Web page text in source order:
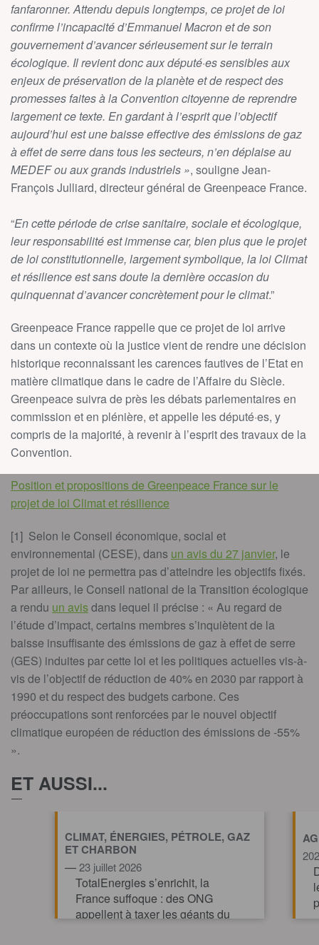
fanfaronner. Attendu depuis longtemps, ce projet de loi
confirme l’incapacité d’Emmanuel Macron et de son
gouvernement d’avancer sérieusement sur le terrain
écologique. Il revient donc aux député·es sensibles aux
enjeux de préservation de la planète et de respect des
promesses faites à la Convention citoyenne de reprendre
largement ce texte. En gardant à l’esprit que l’objectif
aujourd’hui est une baisse effective des émissions de gaz
à effet de serre dans tous les secteurs, n’en déplaise au
MEDEF ou aux grands industriels », souligne Jean-
François Julliard, directeur général de Greenpeace France.
“En cette période de crise sanitaire, sociale et écologique,
leur responsabilité est immense car, bien plus que le projet
de loi constitutionnelle, largement symbolique, la loi Climat
et résilience est sans doute la dernière occasion du
quinquennat d’avancer concrètement pour le climat.”
Greenpeace France rappelle que ce projet de loi arrive
dans un contexte où la justice vient de rendre une décision
historique reconnaissant les carences fautives de l’Etat en
matière climatique dans le cadre de l’Affaire du Siècle.
Greenpeace suivra de près les débats parlementaires en
commission et en plénière, et appelle les député·es, y
compris de la majorité, à revenir à l’esprit des travaux de la
Convention.
Position et propositions de Greenpeace France sur le
projet de loi Climat et résilience
[1] Selon le Conseil économique, social et
environnemental (CESE), dans un avis du 27 janvier, le
projet de loi ne permettra pas d’atteindre les objectifs fixés.
Par ailleurs, le Conseil national de la Transition écologique
a rendu un avisdans lequel il précise : « Au regard de
l’étude d’impact, certains membres s’inquiètent de la
baisse insuffisante des émissions de gaz à effet de serre
(GES) induites par cette loi et les politiques actuelles vis-à-
vis de l’objectif de réduction de 40% en 2030 par rapport à
1990 et du respect des budgets carbone. Ces
préoccupations sont renforcées par le nouvel objectif
climatique européen de réduction des émissions de -55%
».
ET AUSSI...
CLIMAT, ÉNERGIES, PÉTROLE, GAZ
ET CHARBON
—23 juillet 2026
TotalEnergies s’enrichit, la
France suffoque : des ONG
appellent à taxer les géants du